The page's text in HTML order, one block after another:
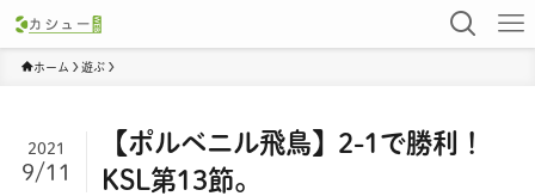
ホーム 遊ぶ
【ポルベニル飛鳥】2-1で勝利！
KSL第13節。
2021
9/11